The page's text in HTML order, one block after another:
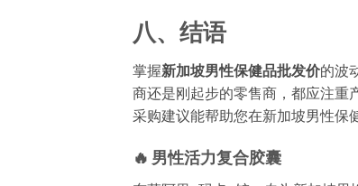
八、结语
掌握新加坡男性保健品批发价的波
商还是刚起步的零售商，都应注重
采购建议能帮助您在新加坡男性保
🔥 男性活力复合胶囊